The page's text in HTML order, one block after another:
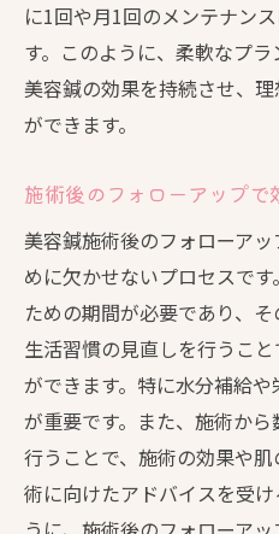
に1回や月1回のメンテナン
す。このように、柔軟なプラ
美容鍼の効果を持続させ、
ができます。
施術後のフォローアップで
美容鍼施術後のフォローア
めに欠かせないプロセスで
ための期間が必要であり、
生活習慣の見直しを行うこ
ができます。特に水分補給
が重要です。また、施術か
行うことで、施術の効果や
術に向けたアドバイスを受